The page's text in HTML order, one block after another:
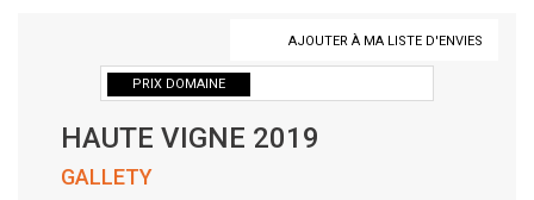
AJOUTER À MA LISTE D'ENVIES
PRIX DOMAINE
HAUTE VIGNE 2019
GALLETY